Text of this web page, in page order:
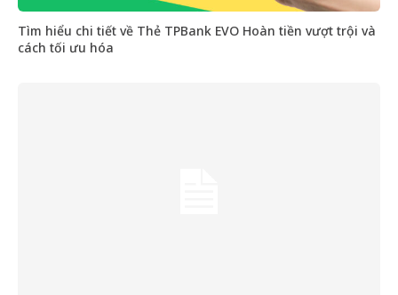
Tìm hiểu chi tiết về Thẻ TPBank EVO Hoàn tiền vượt trội và
cách tối ưu hóa